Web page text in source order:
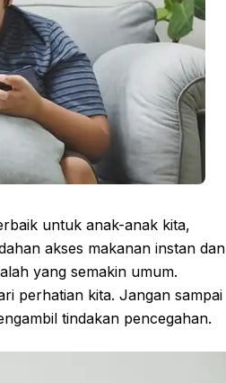
untuk anak-anak kita,
akses makanan instan dan
yang semakin umum.
perhatian kita. Jangan sampai
tindakan pencegahan.